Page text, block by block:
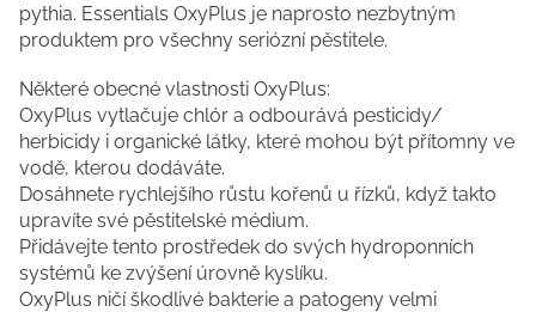
pythia. Essentials OxyPlus je naprosto nezbytným
produktem pro všechny seriózní pěstitele.
Některé obecné vlastnosti OxyPlus:
OxyPlus vytlačuje chlór a odbourává pesticidy/
herbicidy i organické látky, které mohou být přítomny ve
vodě, kterou dodáváte.
Dosáhnete rychlejšího růstu kořenů u řízků, když takto
upravíte své pěstitelské médium.
Přidávejte tento prostředek do svých hydroponních
systémů ke zvýšení úrovně kyslíku.
OxyPlus ničí škodlivé bakterie a patogeny velmi